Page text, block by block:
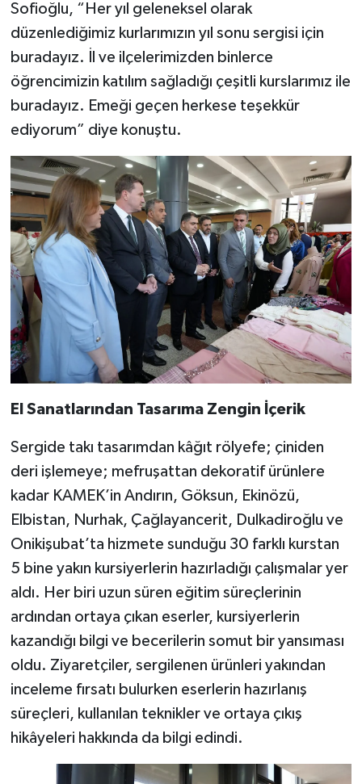
Sofioğlu, “Her yıl geleneksel olarak
düzenlediğimiz kurlarımızın yıl sonu sergisi için
buradayız. İl ve ilçelerimizden binlerce
öğrencimizin katılım sağladığı çeşitli kurslarımız ile
buradayız. Emeği geçen herkese teşekkür
ediyorum” diye konuştu.
El Sanatlarından Tasarıma Zengin İçerik
Sergide takı tasarımdan kâğıt rölyefe; çiniden
deri işlemeye; mefruşattan dekoratif ürünlere
kadar KAMEK’in Andırın, Göksun, Ekinözü,
Elbistan, Nurhak, Çağlayancerit, Dulkadiroğlu ve
Onikişubat’ta hizmete sunduğu 30 farklı kurstan
5 bine yakın kursiyerlerin hazırladığı çalışmalar yer
aldı. Her biri uzun süren eğitim süreçlerinin
ardından ortaya çıkan eserler, kursiyerlerin
kazandığı bilgi ve becerilerin somut bir yansıması
oldu. Ziyaretçiler, sergilenen ürünleri yakından
inceleme fırsatı bulurken eserlerin hazırlanış
süreçleri, kullanılan teknikler ve ortaya çıkış
hikâyeleri hakkında da bilgi edindi.